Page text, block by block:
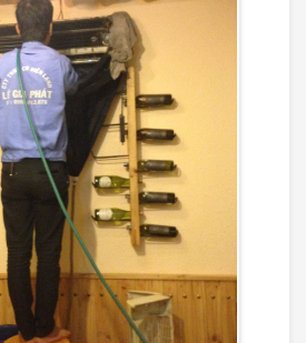
hư hỏng mà máy giặt hiện tại